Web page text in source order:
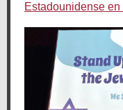
Estadounidense en